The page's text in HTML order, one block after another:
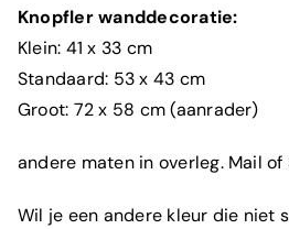
Knopfler wanddecoratie:
Klein: 41 x 33 cm
Standaard: 53 x 43 cm
Groot: 72 x 58 cm (aanrader)
andere maten in overleg. Mail of
Wil je een andere kleur die niet